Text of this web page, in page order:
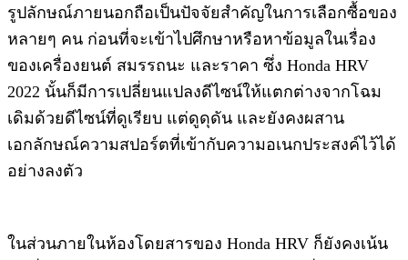
รูปลักษณ์ภายนอกถือเป็นปัจจัยสำคัญในการเลือกซื้อของ
หลายๆ​ คน​ ก่อนที่จะเข้าไปศึกษาหรือหาข้อมูลในเรื่อง
ของเครื่องยนต์​ สมรรถนะ​ และราคา​ ซึ่ง​ Honda​ HRV​
2022​ นั้นก็มีการเปลี่ยนแปลงดีไซน์ให้แตกต่างจากโฉม
เดิมด้วยดีไซน์ที่ดูเรียบ​ แต่ดูดุดัน​ และยังคงผสาน​
เอกลักษณ์ความสปอร์ตที่เข้ากับความอเนกประสงค์ไว้ได้
อย่างลงตัว ​
ในส่วนภายในห้องโดยสารของ Honda HRV ก็ยังคงเน้น